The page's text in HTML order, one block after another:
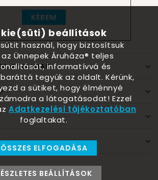
KÉREM
ALKALMAK
beállítások
használ, hogy biztosítsuk
Ünnepek Áruháza® teljes
informatívvá és
tegyük az oldalt. Kérünk,
a sütiket, hogy élménnyé
a látogatásodat! Ezzel
Adatkezelési tájékoztatóban
foglaltakat.
ÖSSZES ELFOGADÁSA
BEÁLLÍTÁSOK